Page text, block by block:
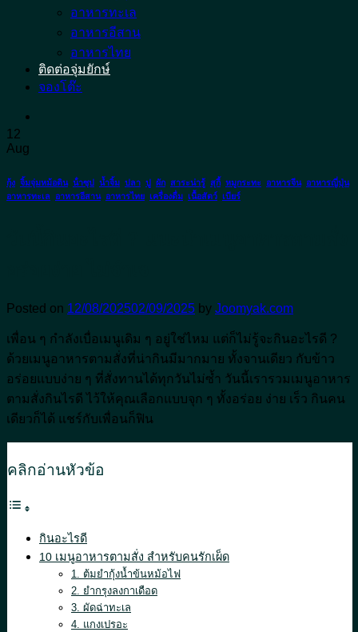
อาหารทะเล
อาหารอีสาน
อาหารไทย
ติดต่อจุ่มยักษ์
จองโต๊ะ
12
Aug
กุ้ง จิ้มจุ่มหม้อดิน, น้ําซุป น้ำจิ้ม ปลา ปู ผัก สาระน่ารู้ สุกี้ หมูกระทะ อาหารจีน, อาหารญี่ปุ่น,
อาหารทะเล
อาหารอีสาน, อาหารไทย เครื่องดื่ม เนื้อสัตว์ เบียร์
Posted on 12/08/202502/09/2025 by Joomyak.com
เพื่อน ๆ กำลังเบื่อเมนูเดิม ๆ อยู่ใช่ไหม แต่ก็ไม่รู้จะกินอะไรดี ?
ด้วยเมนูอาหารตามสั่งที่น่ากินมีมากมาย ทั้งจานเดียว กับข้าว
อร่อยแบบง่าย ๆ ที่สั่งทานได้ทุกวันไม่ซ้ำ วันนี้เรารวมเมนูอาหาร
ตามสั่งกินไรดี ไว้ให้คุณเลือกแบบจุก ๆ ทั้งอร่อย ง่าย เร็ว กินคน
เดียวก็ได้ แชร์กับเพื่อนก็ฟิน
คลิกอ่านหัวข้อ
กินอะไรดี
10 เมนูอาหารตามสั่ง สำหรับคนรักเผ็ด
1. ต้มยำกุ้งน้ำข้นหม้อไฟ
2. ยำกรุงลงกาเดือด
3. ผัดฉ่าทะเล
4. แกงเปรอะ